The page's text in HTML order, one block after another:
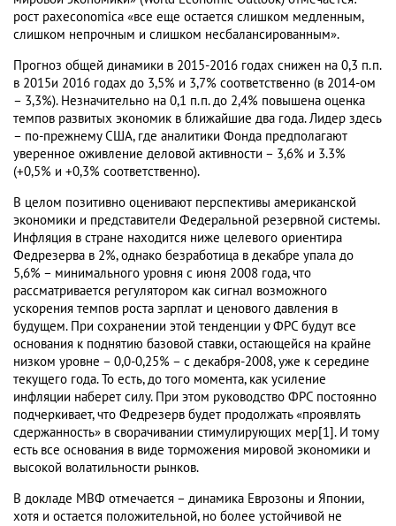
рост paxeconomica «все еще остается слишком медленным,
слишком непрочным и слишком несбалансированным».
Прогноз общей динамики в 2015-2016 годах снижен на 0,3 п.п.
в 2015и 2016 годах до 3,5% и 3,7% соответственно (в 2014-ом
– 3,3%). Незначительно на 0,1 п.п. до 2,4% повышена оценка
темпов развитых экономик в ближайшие два года. Лидер здесь
– по-прежнему США, где аналитики Фонда предполагают
уверенное оживление деловой активности – 3,6% и 3.3%
(+0,5% и +0,3% соответственно).
В целом позитивно оценивают перспективы американской
экономики и представители Федеральной резервной системы.
Инфляция в стране находится ниже целевого ориентира
Федрезерва в 2%, однако безработица в декабре упала до
5,6% – минимального уровня с июня 2008 года, что
рассматривается регулятором как сигнал возможного
ускорения темпов роста зарплат и ценового давления в
будущем. При сохранении этой тенденции у ФРС будут все
основания к поднятию базовой ставки, остающейся на крайне
низком уровне – 0,0-0,25% – с декабря-2008, уже к середине
текущего года. То есть, до того момента, как усиление
инфляции наберет силу. При этом руководство ФРС постоянно
подчеркивает, что Федрезерв будет продолжать «проявлять
сдержанность» в сворачивании стимулирующих мер[1]. И тому
есть все основания в виде торможения мировой экономики и
высокой волатильности рынков.
В докладе МВФ отмечается – динамика Еврозоны и Японии,
хотя и остается положительной, но более устойчивой не